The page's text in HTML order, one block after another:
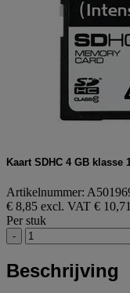
Kaart SDHC 4 GB klasse
Artikelnummer:
€ 8,85 excl. VAT €
Per stuk
-
Beschrijving